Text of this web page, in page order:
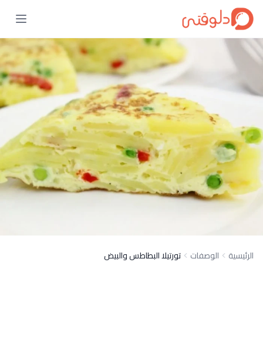
الرئيسية الوصفات تورتيلا البطاطس والبيض